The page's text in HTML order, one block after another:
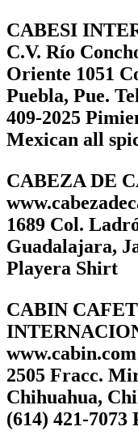
CABESI
C.V. Río
Oriente 1051
Puebla, Pue.
409-2025
Mexican all
CABEZA DE
1689 Col.
Guadalajara,
Playera Shirt
CABIN
2505 Fracc.
Chihuahua,
(614) 421-7073